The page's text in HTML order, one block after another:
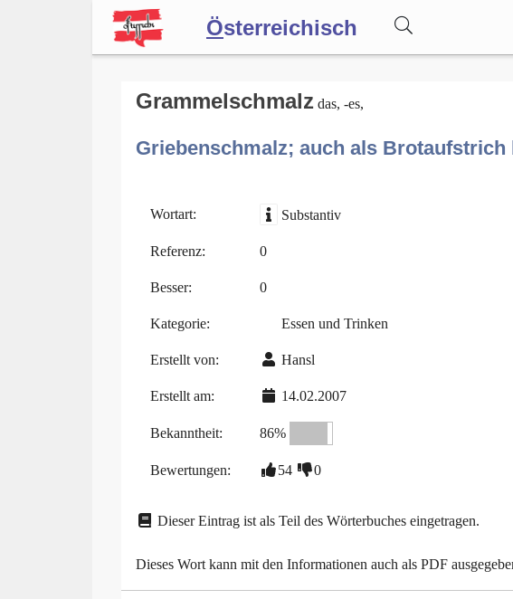
Österreichisch
Forum
Blog
Grammelschmalz das, -es,
Griebenschmalz; auch als Brotaufstrich
Wortart: Substantiv
Referenz: 0
Besser: 0
Kategorie: Essen und Trinken
Erstellt von: Hansl
Erstellt am: 14.02.2007
Bekanntheit: 86%
Bewertungen: 54 0
Dieser Eintrag ist als Teil des Wörterbuches eingetragen.
Dieses Wort kann mit den Informationen auch als PDF